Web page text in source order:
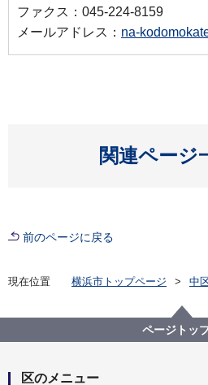
ファクス：045-224-8159
メールアドレス： na-
関連ページ
開
前のページに戻る
現在位置 横浜市トップページ
中
【中区】保育所・幼稚園等
育・教育コンシェルジュ）
ページトッ
区のメニュー